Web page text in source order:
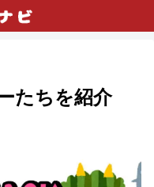
たちを紹介